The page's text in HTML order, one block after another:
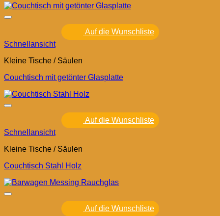
Auf die Wunschliste
Schnellansicht
Kleine Tische / Säulen
Couchtisch mit getönter Glasplatte
Auf die Wunschliste
Schnellansicht
Kleine Tische / Säulen
Couchtisch Stahl Holz
Auf die Wunschliste